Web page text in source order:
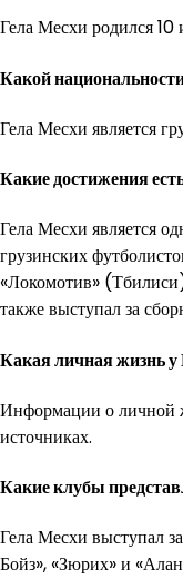
Гела Месхи родился 10
Какой
Гела Месхи является
Какие достижения
Гела Месхи является
грузинских
«Локомотив»
также выступал за
Какая личная жизнь
Информации о личной
источниках.
Какие клубы
Гела Месхи выступал
Бойз», «Зюрих» и